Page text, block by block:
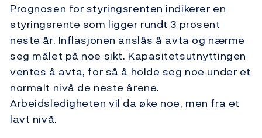
Prognosen for styringsrenten indikerer en
styringsrente som ligger rundt 3 prosent
neste år. Inflasjonen anslås å avta og nærme
seg målet på noe sikt. Kapasitetsutnyttingen
ventes å avta, for så å holde seg noe under et
normalt nivå de neste årene.
Arbeidsledigheten vil da øke noe, men fra et
lavt nivå.